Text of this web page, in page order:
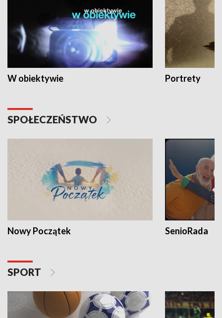
W obiektywie Portrety
SPOŁECZEŃSTWO
Nowy Początek SenioRada
SPORT